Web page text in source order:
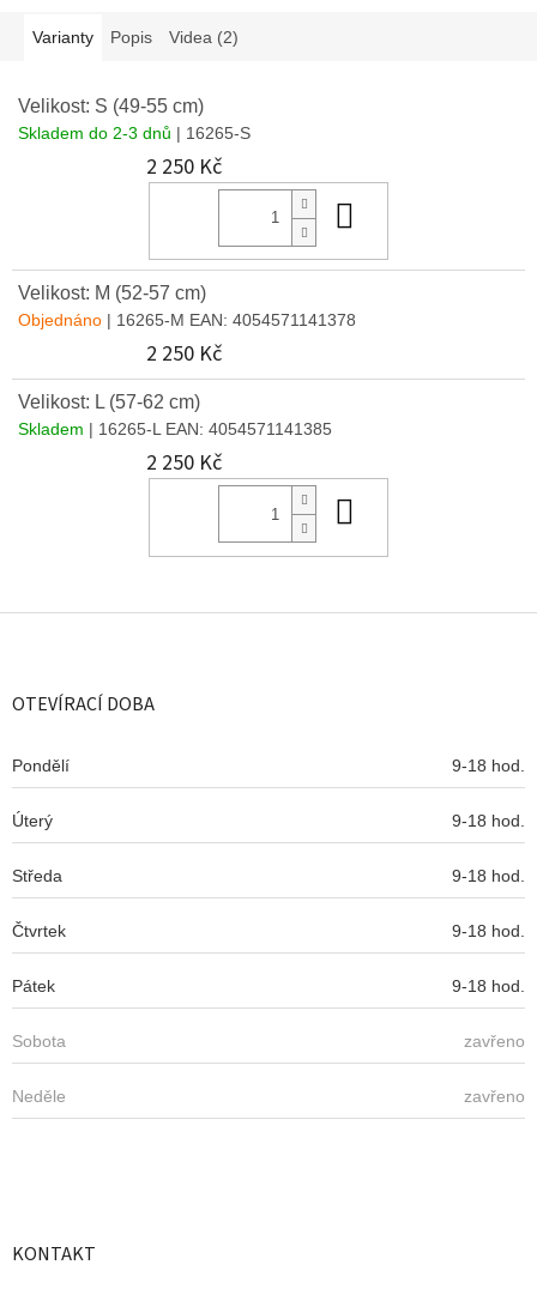
Varianty Popis Videa (2)
Velikost: S (49-55 cm)
Skladem do 2-3 dnů | 16265-S
2 250 Kč
Velikost: M (52-57 cm)
Objednáno | 16265-M EAN: 4054571141378
2 250 Kč
Velikost: L (57-62 cm)
Skladem | 16265-L EAN: 4054571141385
2 250 Kč
Z
OTEVÍRACÍ DOBA
Pondělí 9-18 hod.
Úterý 9-18 hod.
Středa 9-18 hod.
Čtvrtek 9-18 hod.
Pátek 9-18 hod.
Sobota zavřeno
Neděle zavřeno
KONTAKT